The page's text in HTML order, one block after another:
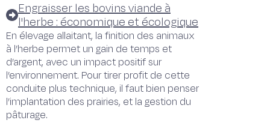
Engraisser les bovins viande à
l'herbe : économique et écologique
En élevage allaitant, la finition des animaux
à l’herbe permet un gain de temps et
d’argent, avec un impact positif sur
l’environnement. Pour tirer profit de cette
conduite plus technique, il faut bien penser
l’implantation des prairies, et la gestion du
pâturage.